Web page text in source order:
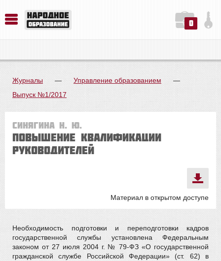
0
Журналы — Управление образованием
—
Выпуск №1/2017
Синягина Н. Ю.
Повышение квалификации
руководителей
Материал в открытом доступе
Необходимость подготовки и переподготовки кадров
государственной службы установлена Федеральным
законом от 27 июля 2004 г. № 79-ФЗ «О государственной
гражданской службе Российской Федерации» (ст. 62) в